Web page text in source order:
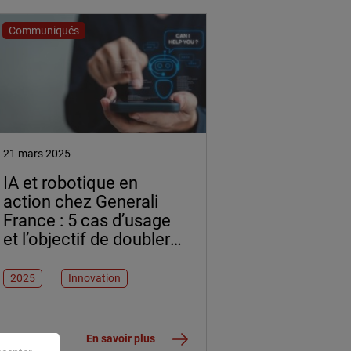
Communiqués
21 mars 2025
IA et robotique en
action chez Generali
France : 5 cas d’usage
et l’objectif de doubler
processus à 3 ans
2025 Innovation
En savoir plus